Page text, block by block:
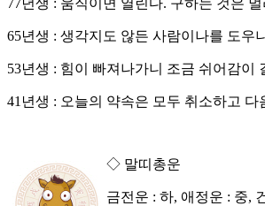
77년생 : 움직이면 열린다. 구하는 것은
65년생 : 생각지도 않든 사람이나를 도우
53년생 : 힘이 빠져나가니 조금 쉬어감이
41년생 : 오늘의 약속은 모두 취소하고 다
◇ 말띠총운
금전운 : 하, 애정운 : 중,